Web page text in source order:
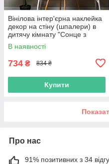
Вінілова інтер'єрна наклейка
декор на стіну (шпалери) в
дитячу кімнату "Сонце з
променями Sun" з Оракала
В наявності
734 ₴ 834 ₴
Купити
Про нас
91% позитивних з 34